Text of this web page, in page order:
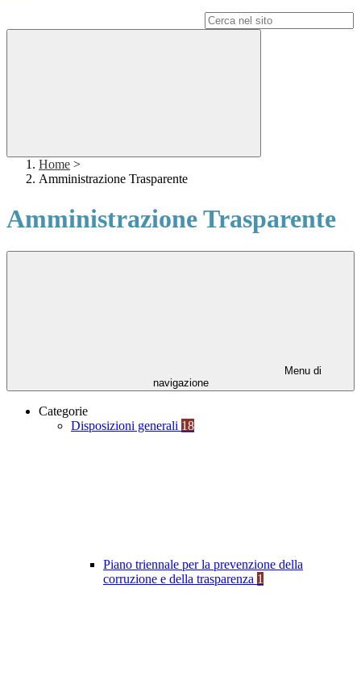
Home >
Amministrazione Trasparente
Amministrazione Trasparente
Menu di
navigazione
Categorie
Disposizioni generali 18
Piano triennale per la prevenzione della
corruzione e della trasparenza 1